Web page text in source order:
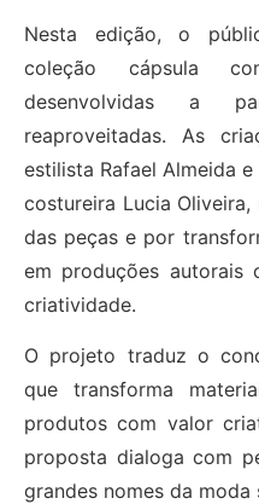
Nesta edição, o
coleção cápsula
desenvolvidas a
reaproveitadas. As
estilista Rafael Almeida
costureira Lucia
das peças e por
em produções autorais
criatividade.
O projeto traduz o
que transforma
produtos com valor
proposta dialoga com
grandes nomes da